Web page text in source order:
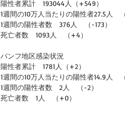
陽性者累計　193044人（+549）
1週間の10万人当たりの陽性者27.5人　（
1週間の陽性者数　376人　（-173）
死亡者数　1093人　（+4）
バンフ地区感染状況
陽性者累計　1781人（+2）
1週間の10万人当たりの陽性者14.9人　
1週間の陽性者数　2人　（-2）
死亡者数　1人　（+0）